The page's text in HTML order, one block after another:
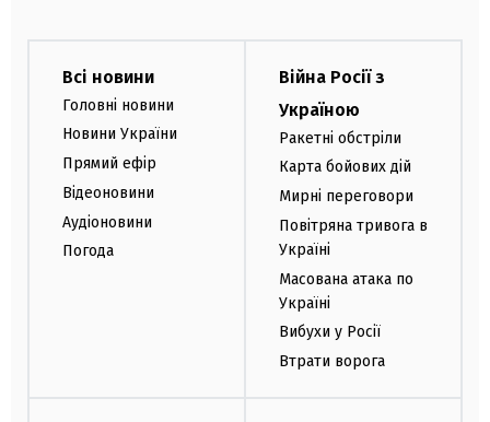
Всі новини
Головні новини
Новини України
Прямий ефір
Відеоновини
Аудіоновини
Погода
Війна Росії з
Україною
Ракетні обстріли
Карта бойових дій
Мирні переговори
Повітряна тривога в
Україні
Масована атака по
Україні
Вибухи у Росії
Втрати ворога